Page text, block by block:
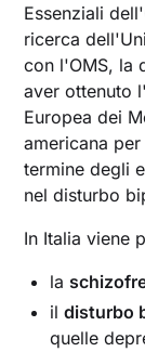
Essenziali
ricerca
con l'OMS, la
aver ottenuto
Europea dei
americana
termine degli
nel disturbo
In Italia viene
la
ildisturbo
quelle